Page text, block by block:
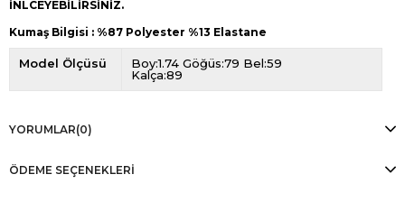
İNLCEYEBİLİRSİNİZ.
Kumaş Bilgisi : %87 Polyester %13 Elastane
Model Ölçüsü
Boy:1.74 Göğüs:79 Bel:59
Kalça:89
YORUMLAR(0)
ÖDEME SEÇENEKLERI